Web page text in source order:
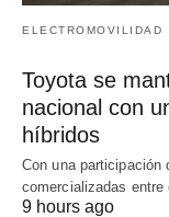
ELECTROMOVILIDAD
Toyota se
nacional con
híbridos
Con una participación
comercializadas entre
9 hours ago